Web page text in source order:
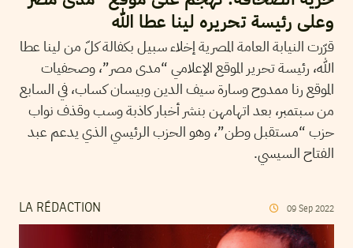
وعلى رئيسة تحريره لينا عطا الله
قرّرت النيابة العامة المصرية إخلاء سبيل بكفالة كلّ من لينا عطا
الله، رئيسة تحرير الموقع الإعلامي “مدى مصر”، وصحفيات
الموقع رنا ممدوح وسارة سيف الدين وبيسان كساب، في السابع
من سبتمبر، بعد اتهامهن بنشر أخبار كاذبة وسب وقذف نواب
حزب “مستقبل وطن”، وهو الحزب الرئيسي الذي يدعم عبد
الفتاح السيسي.
LA RÉDACTION 09 Sep 2022